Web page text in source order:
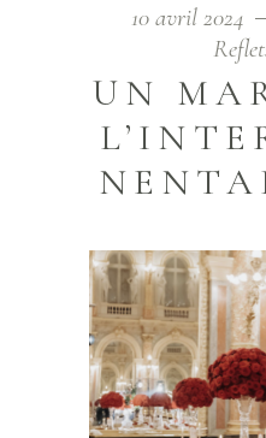
10 avril 2024
UN